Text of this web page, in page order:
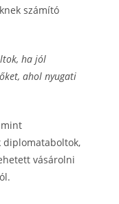
számító
ha jól
ahol nyugati
diplomataboltok,
vásárolni